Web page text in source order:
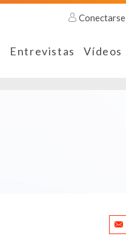
Conectarse
Entrevistas Vídeos